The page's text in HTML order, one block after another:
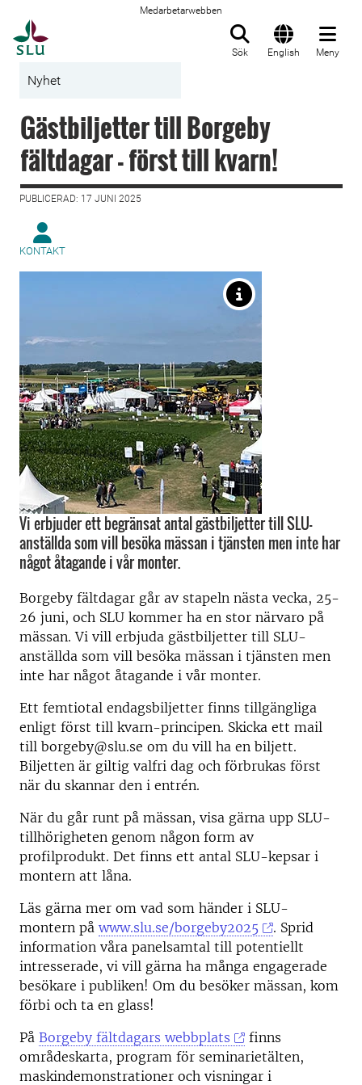
Medarbetarwebben
Sök English Meny
Nyhet
Gästbiljetter till Borgeby
fältdagar - först till kvarn!
PUBLICERAD: 17 JUNI 2025
KONTAKT
Vi erbjuder ett begränsat antal gästbiljetter till SLU-
anställda som vill besöka mässan i tjänsten men inte har
något åtagande i vår monter.
Borgeby fältdagar går av stapeln nästa vecka, 25-
26 juni, och SLU kommer ha en stor närvaro på
mässan. Vi vill erbjuda gästbiljetter till SLU-
anställda som vill besöka mässan i tjänsten men
inte har något åtagande i vår monter.
Ett femtiotal endagsbiljetter finns tillgängliga
enligt först till kvarn-principen. Skicka ett mail
till borgeby@slu.se om du vill ha en biljett.
Biljetten är giltig valfri dag och förbrukas först
när du skannar den i entrén.
När du går runt på mässan, visa gärna upp SLU-
tillhörigheten genom någon form av
profilprodukt. Det finns ett antal SLU-kepsar i
montern att låna.
Läs gärna mer om vad som händer i SLU-
montern på www.slu.se/borgeby2025
. Sprid
information våra panelsamtal till potentiellt
intresserade, vi vill gärna ha många engagerade
besökare i publiken! Om du besöker mässan, kom
förbi och ta en glass!
På Borgeby fältdagars webbplats
finns
områdeskarta, program för seminarietälten,
maskindemonstrationer och visningar i